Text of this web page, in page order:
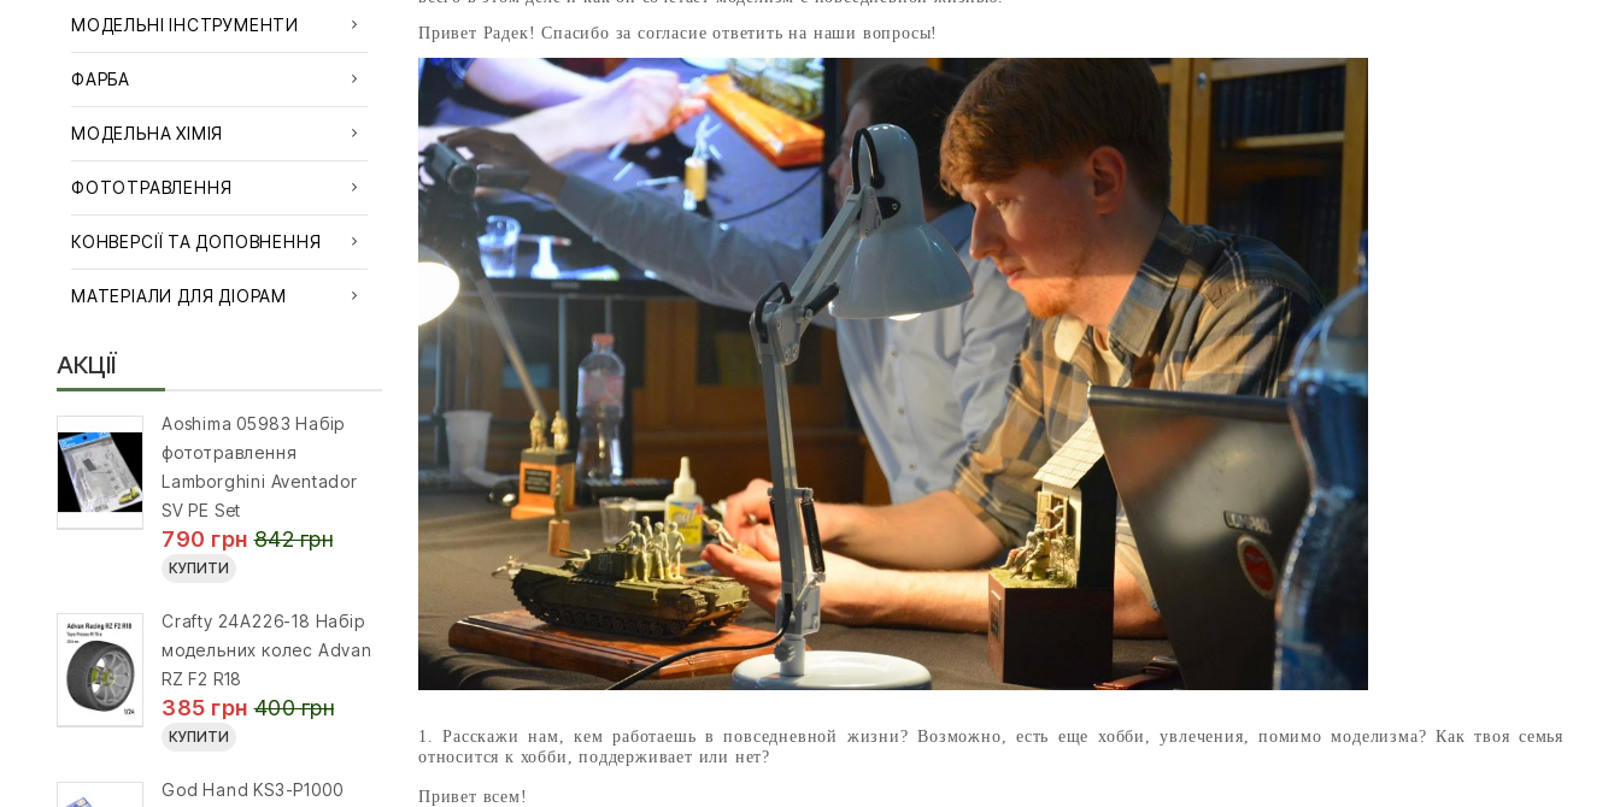
МОДЕЛЬНІ ІНСТРУМЕНТИ
ФАРБА
МОДЕЛЬНА ХІМІЯ
ФОТОТРАВЛЕННЯ
КОНВЕРСІЇ ТА ДОПОВНЕННЯ
МАТЕРІАЛИ ДЛЯ ДІОРАМ
АКЦІЇ
Aoshima 05983 Набір
фототравлення
Lamborghini Aventador
SV PE Set
790 грн 842 грн
КУПИТИ
Crafty 24A226-18 Набір
модельних колес Advan
RZ F2 R18
385 грн 400 грн
КУПИТИ
God Hand KS3-P1000
Привет Радек! Спасибо за согласие ответить на наши вопросы!
1. Расскажи нам, кем работаешь в повседневной жизни? Возможно, есть еще хобби, увлечения, помимо моделизма? Как твоя семья
относится к хобби, поддерживает или нет?
Привет всем!